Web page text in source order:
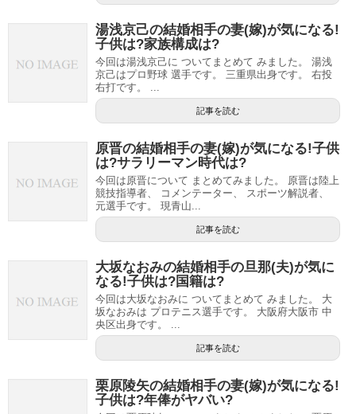
湯浅京己の結婚相手の妻(嫁)が気になる!
子供は?家族構成は?
今回は湯浅京己に ついてまとめて みました。 湯浅
京己はプロ野球 選手です。 三重県出身です。 右投
右打です。 ...
記事を読む
原晋の結婚相手の妻(嫁)が気になる!子供
は?サラリーマン時代は?
今回は原晋について まとめてみました。 原晋は陸上
競技指導者、 コメンテーター、 スポーツ解説者、
元選手です。 現青山...
記事を読む
大坂なおみの結婚相手の旦那(夫)が気に
なる!子供は?国籍は?
今回は大坂なおみに ついてまとめて みました。 大
坂なおみは プロテニス選手です。 大阪府大阪市 中
央区出身です。 ...
記事を読む
栗原陵矢の結婚相手の妻(嫁)が気になる!
子供は?年俸がヤバい?